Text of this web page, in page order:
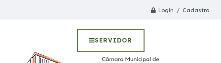
Login / Cadastro
SERVIDOR